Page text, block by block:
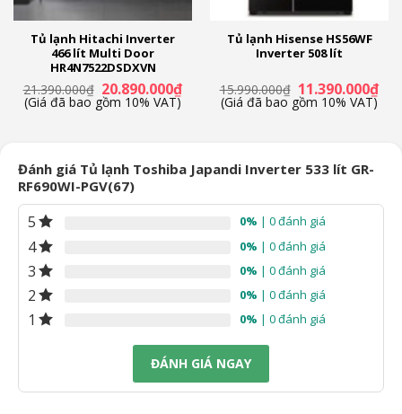
Tủ lạnh Hitachi Inverter
466 lít Multi Door
HR4N7522DSDXVN
21.390.000₫ Giá
gốc
là:
20.890.000₫Giá
(Giá đã bao gồm 10% VAT)
Tủ lạnh Hisense HS56WF
Inverter 508 lít
15.990.000₫ Giá
gốc
là:
11.390.000₫Giá
(Giá đã bao gồm 10% VAT)
Đánh giá Tủ lạnh Toshiba Japandi Inverter 533 lít GR-
RF690WI-PGV(67)
5 0% | 0 đánh giá
4 0% | 0 đánh giá
3 0% | 0 đánh giá
2 0% | 0 đánh giá
1 0% | 0 đánh giá
ĐÁNH GIÁ NGAY